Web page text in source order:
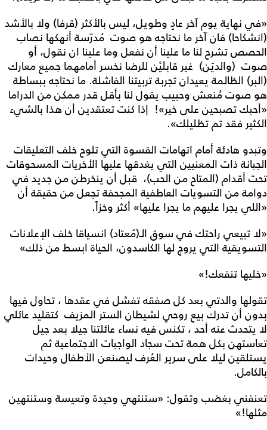
«في نهاية يوم آخر عادٍ وطويل، ليس بالأكثر (قرفا) ولا بالأشد
(انشكاحا) فان آخر ما نحتاجه هو صوت مُدرّسة أنهكها نصاب
الحصص تشرح لنا ما علينا أن نفعل وما علينا ان نقول، أو
صوت (والديَن) غير قابلَيْن للرضا نخسر أمامهما جميع معارك
(البر) الظالمة يعيدان تجربة تربيتنا الفاشلة. ما نحتاجه ببساطة
هو صوت مُنعش وحبيب يقول لنا بأقل قدر ممكن من الدراما
«أحبك تصبحين على خير»! إذا كنت تعتقدين أن هذا بالشيء
الكثير فقد تم تظليلك».
وتبدو هادئة أمام اتهامات القسوة التي تلوح خلف التعليقات
الجبانة ذات المعنيين التي يغدقها عليها الأخريات المسحوقات
تحت أقدام (المتاح من الحب)، قبل أن ينخرطن من جديد في
دوامة من التسويات العاطفية المجحفة تجعل من حقيقة أن
«اللي يجرا عليهم ما يجرا عليها» أكثر وخزاً.
«لا تبيعي راحتك في سوق الـ(مُعتاد) انسياقا خلف الإعلانات
التسويقية التي يروج لها الكاسدون، الحياة ابسط من ذلك»
«خليها تنفعك!»
تقولها والدتي بعد كل صفقه تفشل في عقدها ، تحاول فيها
بدون أن تدرك بيع روحي لشيطان الستر المزيف كتقليد عائلي
لا يتحدث عنه أحد ، تكنس فيه نساء عائلتنا جيلا بعد جيل
تعاستهن بكل همة تحت سجاد الواجبات الاجتماعية ثم
يستلقين ليلا على سرير العُرف ليصنعن الأطفال وحيدات
بالكامل.
تعنفني بغضب وتقول: «ستنتهي وحيدة وتعيسة وستنتهين
مثلها!»